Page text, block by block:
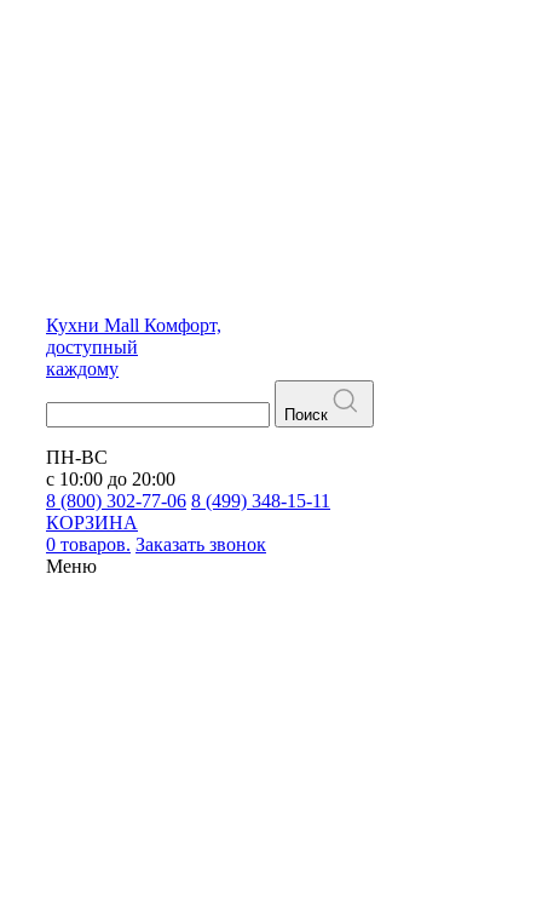
Кухни Mall Комфорт,
доступный
каждому
Поиск
ПН-ВС
с 10:00 до 20:00
8 (800) 302-77-06 8 (499) 348-15-11
КОРЗИНА
0 товаров. Заказать звонок
Меню